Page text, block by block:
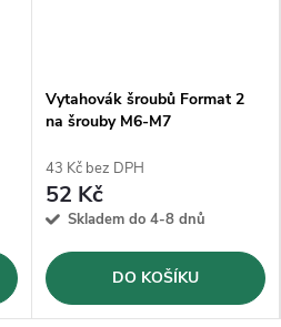
Vytahovák šroubů Format 2
na šrouby M6-M7
43 Kč bez DPH
52 Kč
Skladem do 4-8 dnů
DO KOŠÍKU